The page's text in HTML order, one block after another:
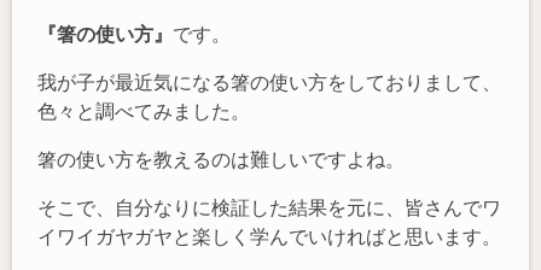
『箸の使い方』 です。
我が子が最近気になる箸の使い方をしておりまして、
色々と調べてみました。
箸の使い方を教えるのは難しいですよね。
そこで、自分なりに検証した結果を元に、皆さんでワ
イワイガヤガヤと楽しく学んでいければと思います。